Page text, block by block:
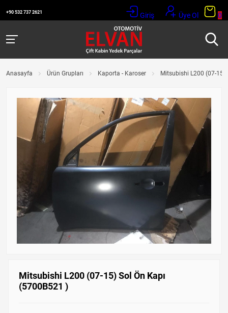
+90 532 737 2621 Giriş Üye Ol 0
Anasayfa Ürün Grupları Kaporta - Karoser Mitsubishi L200 (07-15)
Mitsubishi L200 (07-15) Sol Ön Kapı
(5700B521 )